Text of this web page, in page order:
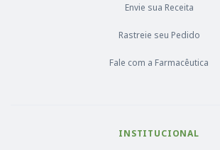
Envie sua Receita
Rastreie seu Pedido
Fale com a Farmacêutica
INSTITUCIONAL